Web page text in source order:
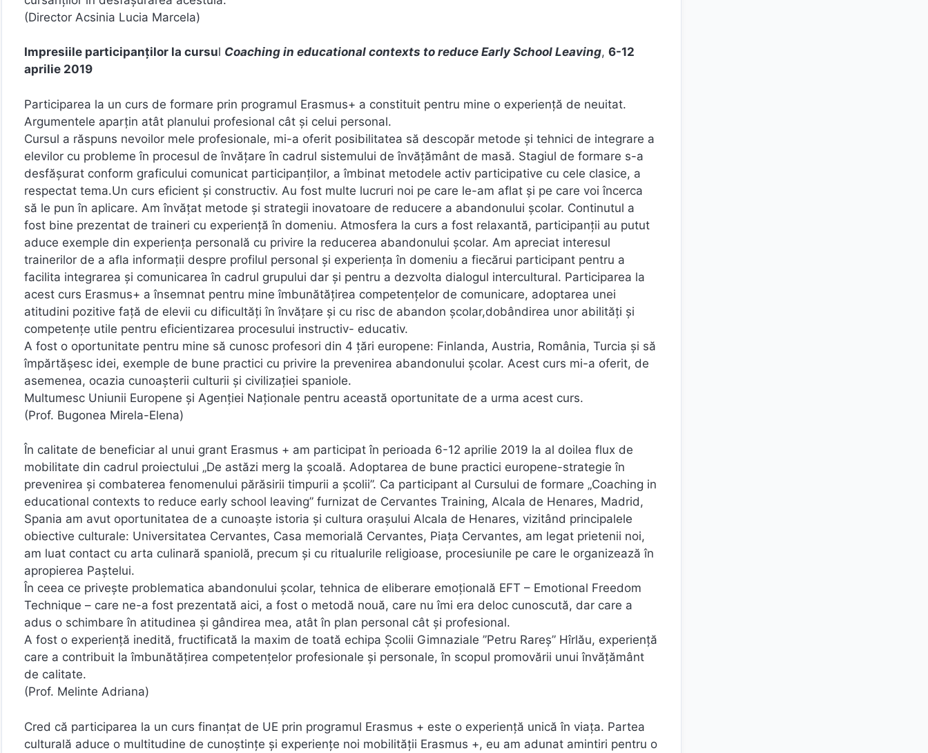
(Director Acsinia Lucia Marcela)
Impresiile participanților la cursul Coaching in educational contexts to reduce Early School Leaving, 6-12
aprilie 2019
Participarea la un curs de formare prin programul Erasmus+ a constituit pentru mine o experiență de neuitat.
Argumentele aparțin atât planului profesional cât și celui personal.
Cursul a răspuns nevoilor mele profesionale, mi-a oferit posibilitatea să descopăr metode și tehnici de integrare a
elevilor cu probleme în procesul de învățare în cadrul sistemului de învățământ de masă. Stagiul de formare s-a
desfășurat conform graficului comunicat participanților, a îmbinat metodele activ participative cu cele clasice, a
respectat tema.Un curs eficient și constructiv. Au fost multe lucruri noi pe care le-am aflat și pe care voi încerca
să le pun în aplicare. Am învățat metode și strategii inovatoare de reducere a abandonului școlar. Continutul a
fost bine prezentat de traineri cu experiență în domeniu. Atmosfera la curs a fost relaxantă, participanții au putut
aduce exemple din experiența personală cu privire la reducerea abandonului școlar. Am apreciat interesul
trainerilor de a afla informații despre profilul personal și experiența în domeniu a fiecărui participant pentru a
facilita integrarea și comunicarea în cadrul grupului dar și pentru a dezvolta dialogul intercultural. Participarea la
acest curs Erasmus+ a însemnat pentru mine îmbunătățirea competențelor de comunicare, adoptarea unei
atitudini pozitive față de elevii cu dificultăți în învățare și cu risc de abandon școlar,dobândirea unor abilități și
competențe utile pentru eficientizarea procesului instructiv- educativ.
A fost o oportunitate pentru mine să cunosc profesori din 4 țări europene: Finlanda, Austria, România, Turcia și să
împărtășesc idei, exemple de bune practici cu privire la prevenirea abandonului școlar. Acest curs mi-a oferit, de
asemenea, ocazia cunoașterii culturii și civilizației spaniole.
Multumesc Uniunii Europene și Agenției Naționale pentru această oportunitate de a urma acest curs.
(Prof. Bugonea Mirela-Elena)
În calitate de beneficiar al unui grant Erasmus + am participat în perioada 6-12 aprilie 2019 la al doilea flux de
mobilitate din cadrul proiectului „De astăzi merg la școală. Adoptarea de bune practici europene-strategie în
prevenirea și combaterea fenomenului părăsirii timpurii a școlii”. Ca participant al Cursului de formare „Coaching in
educational contexts to reduce early school leaving” furnizat de Cervantes Training, Alcala de Henares, Madrid,
Spania am avut oportunitatea de a cunoaște istoria și cultura orașului Alcala de Henares, vizitând principalele
obiective culturale: Universitatea Cervantes, Casa memorială Cervantes, Piața Cervantes, am legat prietenii noi,
am luat contact cu arta culinară spaniolă, precum și cu ritualurile religioase, procesiunile pe care le organizează în
apropierea Paștelui.
În ceea ce privește problematica abandonului școlar, tehnica de eliberare emoțională EFT – Emotional Freedom
Technique – care ne-a fost prezentată aici, a fost o metodă nouă, care nu îmi era deloc cunoscută, dar care a
adus o schimbare în atitudinea și gândirea mea, atât în plan personal cât și profesional.
A fost o experiență inedită, fructificată la maxim de toată echipa Școlii Gimnaziale ”Petru Rareș” Hîrlău, experiență
care a contribuit la îmbunătățirea competențelor profesionale și personale, în scopul promovării unui învățământ
de calitate.
(Prof. Melinte Adriana)
Cred că participarea la un curs finanțat de UE prin programul Erasmus + este o experiență unică în viața. Partea
culturală aduce o multitudine de cunoștințe și experiențe noi mobilității Erasmus +, eu am adunat amintiri pentru o